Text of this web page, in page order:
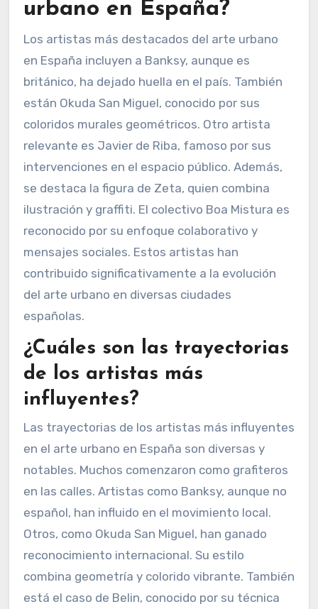
¿Quiénes son los artistas
más destacados del arte
urbano en España?
Los artistas más destacados del arte urbano
en España incluyen a Banksy, aunque es
británico, ha dejado huella en el país. También
están Okuda San Miguel, conocido por sus
coloridos murales geométricos. Otro artista
relevante es Javier de Riba, famoso por sus
intervenciones en el espacio público. Además,
se destaca la figura de Zeta, quien combina
reconocido por su enfoque colaborativo y
mensajes sociales. Estos artistas han
contribuido significativamente a la evolución
españolas.
¿Cuáles son las trayectorias
de los artistas más
influyentes?
Las trayectorias de los artistas más influyentes
en el arte urbano en España son diversas y
notables. Muchos comenzaron como grafiteros